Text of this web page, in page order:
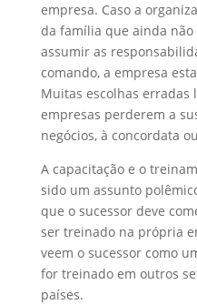
empresa. Caso a
da família que ainda
assumir as
comando, a empresa
Muitas escolhas erradas
empresas perderem a
negócios, à concordata
A capacitação e o
sido um assunto
que o sucessor deve
ser treinado na própria
veem o sucessor como
for treinado em outros
países.